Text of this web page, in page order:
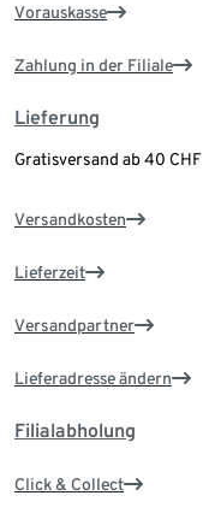
Vorauskasse
Zahlung in der Filiale
Lieferung
Gratisversand ab 40 CHF
Versandkosten
Lieferzeit
Versandpartner
Lieferadresse ändern
Filialabholung
Click & Collect